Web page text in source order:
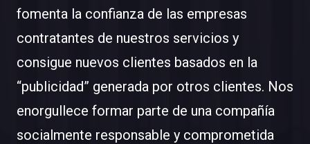
fomenta la confianza de las empresas
contratantes de nuestros servicios y
consigue nuevos clientes basados en la
“publicidad” generada por otros clientes. Nos
enorgullece formar parte de una compañía
socialmente responsable y comprometida